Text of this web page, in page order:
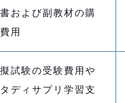
および副教材の購
用
試験の受験費用や
ディサプリ学習支